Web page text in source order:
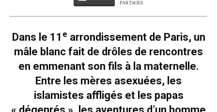
PARTAGES
Dans le 11 e arrondissement de Paris, un
mâle blanc fait de drôles de rencontres
en emmenant son fils à la maternelle.
Entre les mères asexuées, les
islamistes affligés et les papas